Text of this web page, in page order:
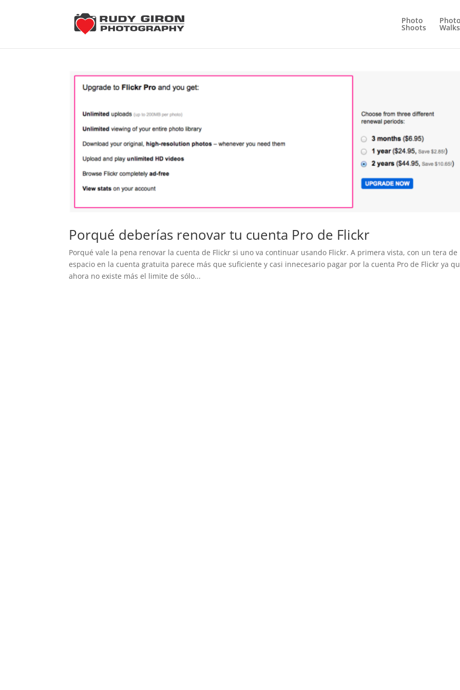
Photo
Shoots Walks
Porqué deberías renovar tu cuenta Pro de Flickr
Porqué vale la pena renovar la cuenta de Flickr si uno va continuar usando Flickr. A primera vista, con un tera de
espacio en la cuenta gratuita parece más que suficiente y casi innecesario pagar por la cuenta Pro de Flickr ya
ahora no existe más el limite de sólo...